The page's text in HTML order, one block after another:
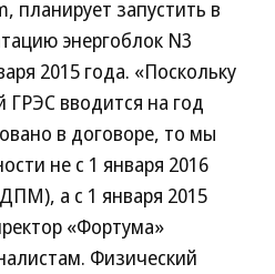
планирует запустить в
энергоблок N3
2015 года. «Поскольку
ГРЭС вводится на год
в договоре, то мы
не с 1 января 2016
а с 1 января 2015
«Фортума»
Физический